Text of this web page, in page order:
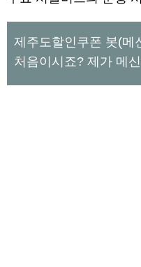
제주도할인쿠폰 봇(메
처음이시죠? 제가 메